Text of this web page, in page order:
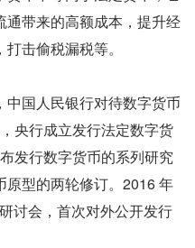
带来的高额成本，提升经
击偷税漏税等。
国人民银行对待数字货币
央行成立发行法定数字货
发行数字货币的系列研究
型的两轮修订。2016 年
讨会，首次对外公开发行